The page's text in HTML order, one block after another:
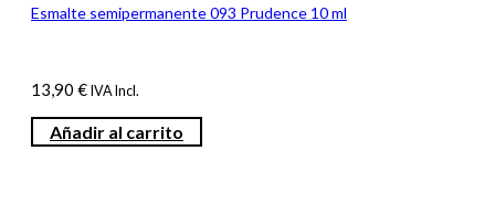
Esmalte semipermanente 093 Prudence 10 ml
13,90 € IVA Incl.
Añadir al carrito